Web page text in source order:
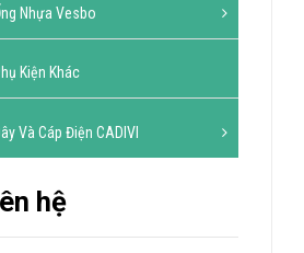
Nhựa Vesbo
Kiện Khác
Và Cáp Điện CADIVI
hệ